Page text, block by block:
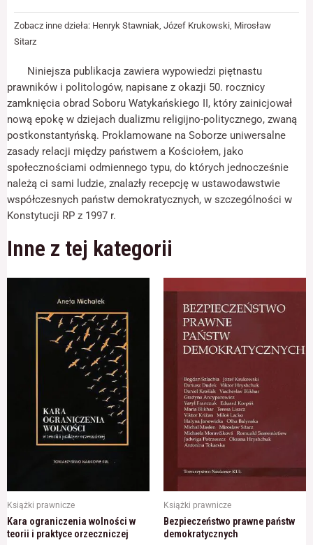
relacji
państwo-
Kościół
prawo
polskie
Zobacz inne dzieła: Henryk Stawniak Józef Krukowski Mirosław
Sitarz
Niniejsza publikacja zawiera wypowiedzi piętnastu
prawników i politologów, napisane z okazji 50. rocznicy
zamknięcia obrad Soboru Watykańskiego II, który zainicjował
nową epokę w dziejach dualizmu religijno-politycznego, zwaną
postkonstantyńską. Proklamowane na Soborze uniwersalne
zasady relacji między państwem a Kościołem, jako
społecznościami odmiennego typu, do których jednocześnie
należą ci sami ludzie, znalazły recepcję w ustawodawstwie
współczesnych państw demokratycznych, w szczególności w
Konstytucji RP z 1997 r.
Inne z tej kategorii
Książki prawnicze
Kara ograniczenia wolności w
teorii i praktyce orzeczniczej
Książki prawnicze
Bezpieczeństwo prawne państw
demokratycznych
swoje
zainteresowania i
zachowania
podczas
odwiedzania naszej
strony, zwiększasz
szansę na
zobaczenie
spersonalizowanych
treści i ofert.